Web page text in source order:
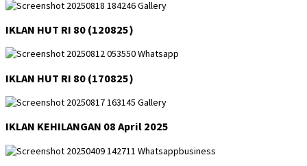
IKLAN HUT RI 80 (120825)
IKLAN HUT RI 80 (170825)
IKLAN KEHILANGAN 08 April 2025